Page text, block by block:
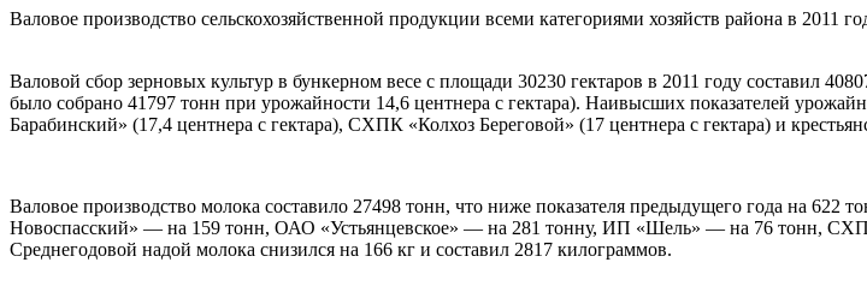
Валовое производство сельскохозяйственной продукции всеми категориями хозяйств района в 2011
Валовой сбор зерновых культур в бункерном весе с площади 30230 гектаров в 2011 году составил
было собрано 41797 тонн при урожайности 14,6 центнера с гектара). Наивысших показателей
Барабинский» (17,4 центнера с гектара), СХПК «Колхоз Береговой» (17 центнера с гектара) и
Валовое производство молока составило 27498 тонн, что ниже показателя предыдущего года на
Новоспасский» — на 159 тонн, ОАО «Устьянцевское» — на 281 тонну, ИП «Шель» — на 76 тонн,
Среднегодовой надой молока снизился на 166 кг и составил 2817 килограммов.